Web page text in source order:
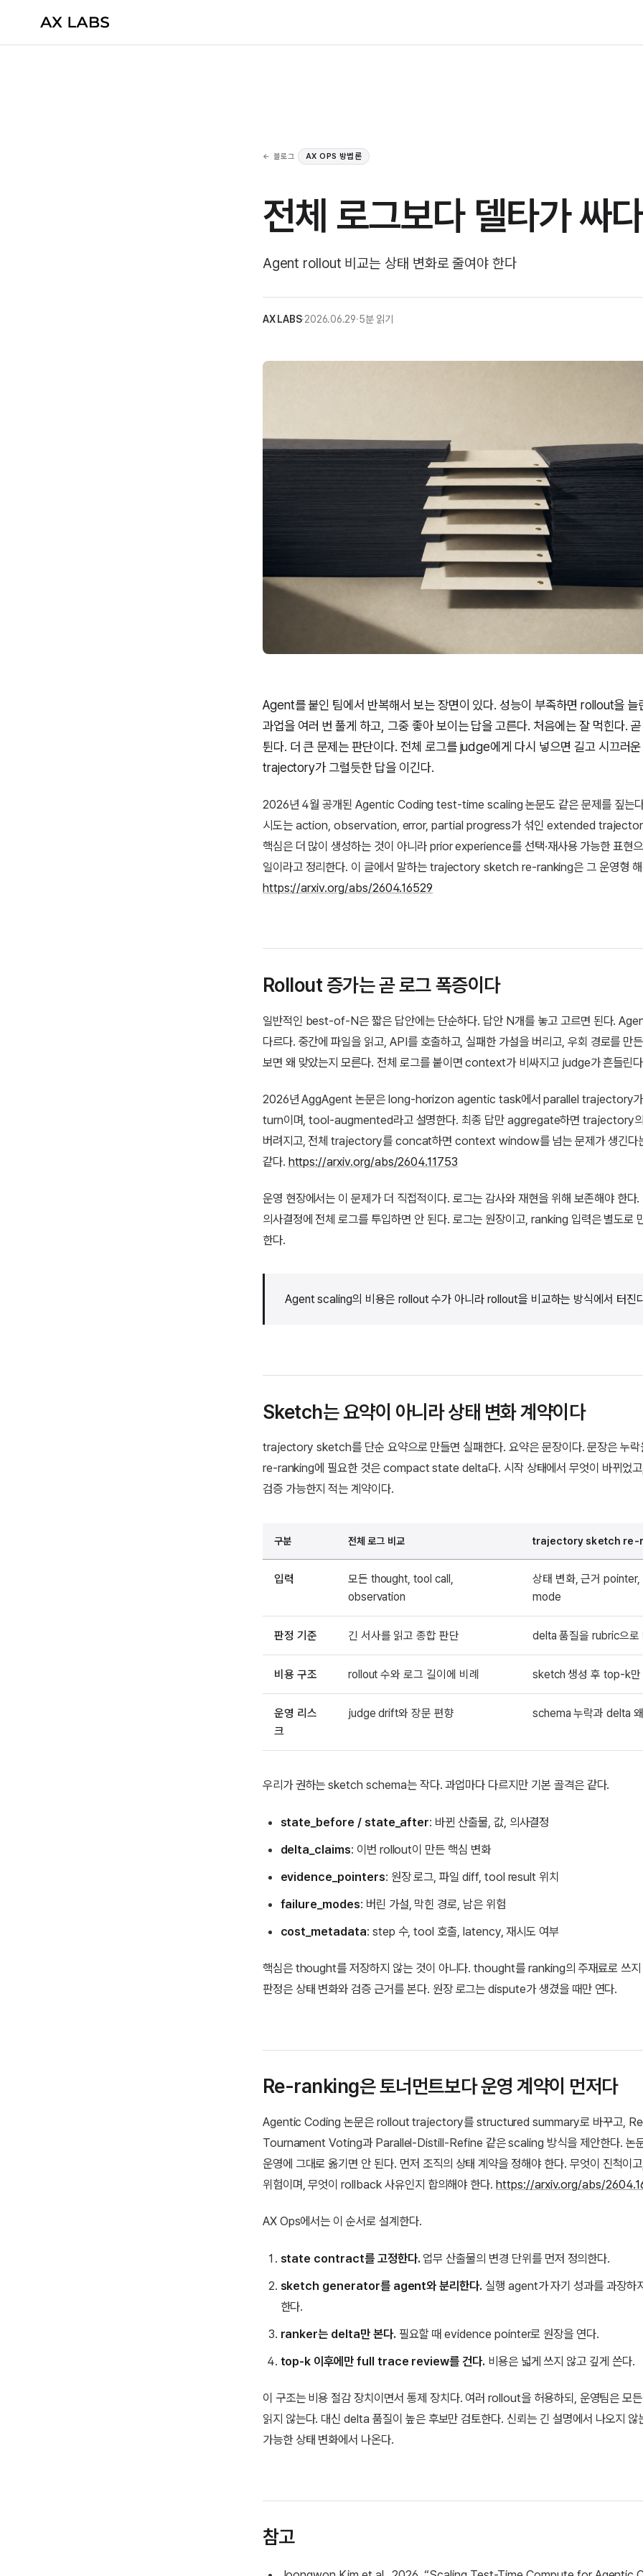
← 블로그 AX OPS 방법론
전체 로그보다 델타가 싸
Agent rollout 비교는 상태 변화로 줄여야 한다
AX LABS·2026.06.29·5분 읽기
Agent를 붙인 팀에서 반복해서 보는 장면이 있다. 성능이 부족하면 rollout을 늘
과업을 여러 번 풀게 하고, 그중 좋아 보이는 답을 고른다. 처음에는 잘 먹힌다. 곧
튄다. 더 큰 문제는 판단이다. 전체 로그를 judge에게 다시 넣으면 길고 시끄러운
trajectory가 그럴듯한 답을 이긴다.
2026년 4월 공개된 Agentic Coding test-time scaling 논문도 같은 문제를 짚는
시도는 action, observation, error, partial progress가 섞인 extended
핵심은 더 많이 생성하는 것이 아니라 prior experience를 선택·재사용 가능한 표현
일이라고 정리한다. 이 글에서 말하는 trajectory sketch re-ranking은 그 운영형 해
https://arxiv.org/abs/2604.16529
Rollout 증가는 곧 로그 폭증이다
일반적인 best-of-N은 짧은 답안에는 단순하다. 답안 N개를 놓고 고르면 된다.
다르다. 중간에 파일을 읽고, API를 호출하고, 실패한 가설을 버리고, 우회 경로를 만
보면 왜 맞았는지 모른다. 전체 로그를 붙이면 context가 비싸지고 judge가 흔들린
2026년 AggAgent 논문은 long-horizon agentic task에서 parallel trajectory
turn이며, tool-augmented라고 설명한다. 최종 답만 aggregate하면 trajectory
버려지고, 전체 trajectory를 concat하면 context window를 넘는 문제가 생긴다
같다. https://arxiv.org/abs/2604.11753
운영 현장에서는 이 문제가 더 직접적이다. 로그는 감사와 재현을 위해 보존해야 한다.
의사결정에 전체 로그를 투입하면 안 된다. 로그는 원장이고, ranking 입력은 별도로
한다.
Agent scaling의 비용은 rollout 수가 아니라 rollout을 비교하는 방식에서 터진
Sketch는 요약이 아니라 상태 변화 계약이다
trajectory sketch를 단순 요약으로 만들면 실패한다. 요약은 문장이다. 문장은 누락
re-ranking에 필요한 것은 compact state delta다. 시작 상태에서 무엇이 바뀌었고
검증 가능한지 적는 계약이다.
구분 전체 로그 비교 trajectory sketch re-
입력
모든 thought, tool call,
observation
상태 변화, 근거 pointer,
mode
판정 기준 긴 서사를 읽고 종합 판단 delta 품질을 rubric으로
비용 구조 rollout 수와 로그 길이에 비례 sketch 생성 후 top-k만
운영 리스
크
judge drift와 장문 편향 schema 누락과 delta
우리가 권하는 sketch schema는 작다. 과업마다 다르지만 기본 골격은 같다.
state_before / state_after: 바뀐 산출물, 값, 의사결정
delta_claims: 이번 rollout이 만든 핵심 변화
evidence_pointers: 원장 로그, 파일 diff, tool result 위치
failure_modes: 버린 가설, 막힌 경로, 남은 위험
cost_metadata: step 수, tool 호출, latency, 재시도 여부
핵심은 thought를 저장하지 않는 것이 아니다. thought를 ranking의 주재료로 쓰지
판정은 상태 변화와 검증 근거를 본다. 원장 로그는 dispute가 생겼을 때만 연다.
Re-ranking은 토너먼트보다 운영 계약이 먼저다
Agentic Coding 논문은 rollout trajectory를 structured summary로 바꾸고,
Tournament Voting과 Parallel-Distill-Refine 같은 scaling 방식을 제안한다. 논
운영에 그대로 옮기면 안 된다. 먼저 조직의 상태 계약을 정해야 한다. 무엇이 진척이고
위험이며, 무엇이 rollback 사유인지 합의해야 한다.https://arxiv.org/abs/
AX Ops에서는 이 순서로 설계한다.
state contract를 고정한다. 업무 산출물의 변경 단위를 먼저 정의한다.
sketch generator를 agent와 분리한다. 실행 agent가 자기 성과를 과장하
한다.
ranker는 delta만 본다. 필요할 때 evidence pointer로 원장을 연다.
top-k 이후에만 full trace review를 건다. 비용은 넓게 쓰지 않고 깊게 쓴다.
이 구조는 비용 절감 장치이면서 통제 장치다. 여러 rollout을 허용하되, 운영팀은 모
읽지 않는다. 대신 delta 품질이 높은 후보만 검토한다. 신뢰는 긴 설명에서 나오지 않
가능한 상태 변화에서 나온다.
참고